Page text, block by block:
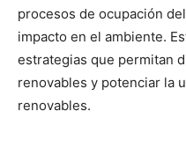
procesos de ocupación
impacto en el ambiente.
estrategias que permitan
renovables y potenciar la
renovables.